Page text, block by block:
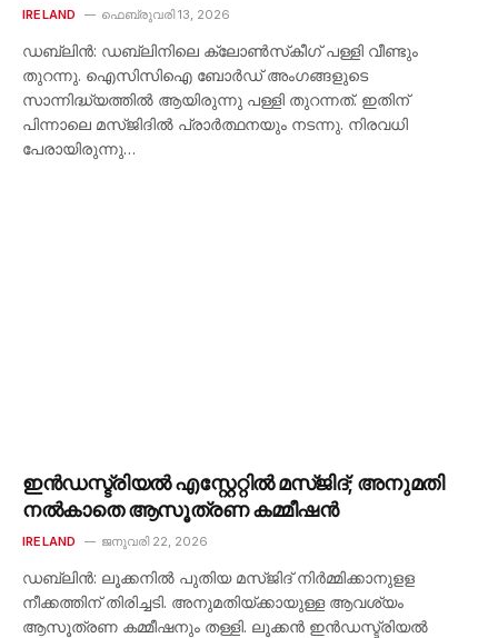
IRELAND ഫെബ്രുവരി 13, 2026
ഡബ്ലിൻ: ഡബ്ലിനിലെ ക്ലോൺസ്‌കീഗ് പള്ളി വീണ്ടും
തുറന്നു. ഐസിസിഐ ബോർഡ് അംഗങ്ങളുടെ
സാന്നിദ്ധ്യത്തിൽ ആയിരുന്നു പള്ളി തുറന്നത്. ഇതിന്
പിന്നാലെ മസ്ജിദിൽ പ്രാർത്ഥനയും നടന്നു. നിരവധി
പേരായിരുന്നു…
ഇൻഡസ്ട്രിയൽ എസ്റ്റേറ്റിൽ മസ്ജിദ്; അനുമതി
നൽകാതെ ആസൂത്രണ കമ്മീഷൻ
IRELAND ജനുവരി 22, 2026
ഡബ്ലിൻ: ലൂക്കനിൽ പുതിയ മസ്ജിദ് നിർമ്മിക്കാനുളള
നീക്കത്തിന് തിരിച്ചടി. അനുമതിയ്ക്കായുള്ള ആവശ്യം
ആസൂത്രണ കമ്മീഷനും തള്ളി. ലൂക്കൻ ഇൻഡസ്ട്രിയൽ